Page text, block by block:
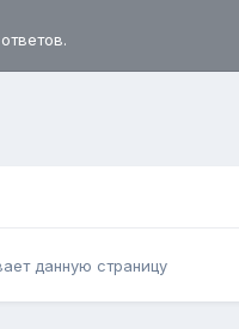
данную страницу